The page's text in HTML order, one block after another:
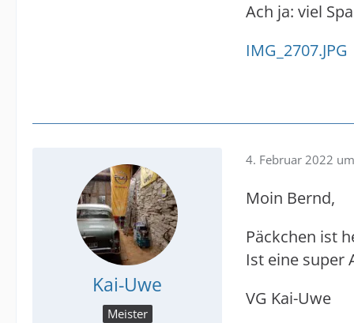
Ach ja: viel
IMG_2707.JPG
Kai-Uwe
Meister
4. Februar 2022
Moin Bernd,
Päckchen ist
Ist eine super
VG Kai-Uwe